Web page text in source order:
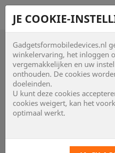

JE COOKIE-
Gadgetsformobiledevices.nl
winkelervaring, het inloggen
vergemakkelijken en uw
onthouden. De cookies
doeleinden.
U kunt deze cookies
cookies weigert, kan het
optimaal werkt.